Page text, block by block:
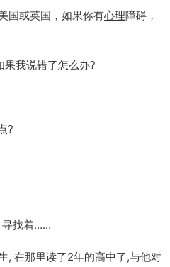
或英国，如果你有心理障碍，
我说错了怎么办?
?
找着……
在那里读了2年的高中了,与他对